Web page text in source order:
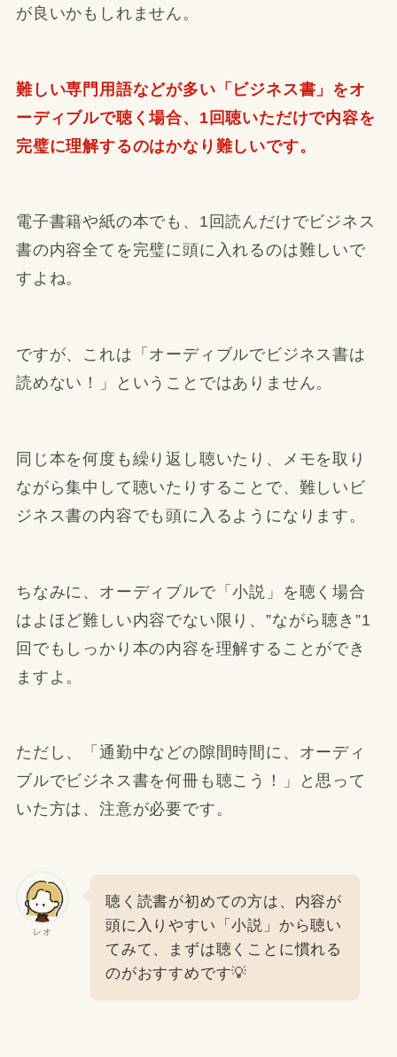
が良いかもしれません。
難しい専門用語などが多い「ビジネス書」をオ
ーディブルで聴く場合、1回聴いただけで内容を
完璧に理解するのはかなり難しいです。
電子書籍や紙の本でも、1回読んだけでビジネス
書の内容全てを完璧に頭に入れるのは難しいで
すよね。
ですが、これは「オーディブルでビジネス書は
読めない！」ということではありません。
同じ本を何度も繰り返し聴いたり、メモを取り
ながら集中して聴いたりすることで、難しいビ
ジネス書の内容でも頭に入るようになります。
ちなみに、オーディブルで「小説」を聴く場合
はよほど難しい内容でない限り、”ながら聴き”1
回でもしっかり本の内容を理解することができ
ますよ。
ただし、「通勤中などの隙間時間に、オーディ
ブルでビジネス書を何冊も聴こう！」と思って
いた方は、注意が必要です。
レオ
聴く読書が初めての方は、内容が
頭に入りやすい「小説」から聴い
てみて、まずは聴くことに慣れる
のがおすすめです💡